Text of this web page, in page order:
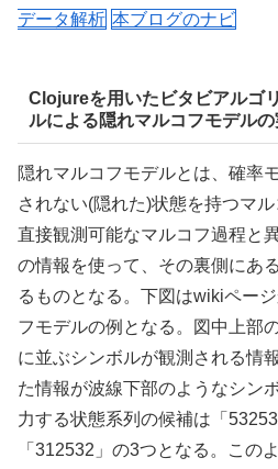
データ解析 本ブログのナビ
Clojureを用いたビタビアルゴ
ルによる隠れマルコフモデルの
隠れマルコフモデルとは、確率
されない(隠れた)状態を持つマ
直接観測可能なマルコフ過程と
の情報を使って、その裏側にあ
るものとなる。下図はwikiペー
フモデルの例となる。図中上部
に並ぶシンボルが観測される情
た情報が波線下部のようなシン
力する状態系列の候補は「
「312532」の3つとなる。この